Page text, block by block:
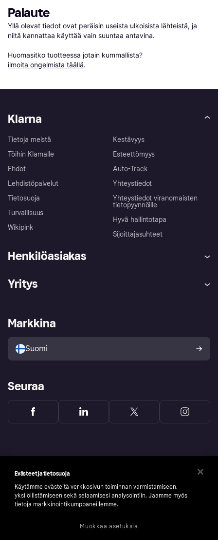
Palaute
Yllä olevat tiedot ovat peräisin useista ulkoisista lähteistä, ja
niitä kannattaa käyttää vain suuntaa antavina.
Huomasitko tuotteessa jotain kummallista?
ilmoita ongelmista täällä.
Klarna
Tietoja meistä
Töihin Klarnalle
Ehdot
Lehdistöpalvelut
Tietosuoja
Turvallisuus
Wikipink
Kestävyys
Esteettömyys
Auto-Track
Yhteystiedot
Yhteystiedot viranomaisten
tietopyynnöille
Hyvä hallintotapa
Sijoittajasuhteet
Henkilöasiakas
Kirjaudu sisään
Tutustu kauppoihin
Ostajan turva
Yritys
Kirjaudu sisään yrityksenä
Markkina
Suomi
Seuraa
Evästeet ja tietosuoja
Käytämme evästeitä verkkosivun toiminnan varmistamiseen,
yksilöllistämiseen sekä selaamisesi analysointiin. Jaamme myös
tietoja markkinointikumppaneillemme.
Muokkaa asetuksia